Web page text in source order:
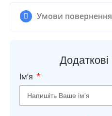
Умови повернення
Імʼя